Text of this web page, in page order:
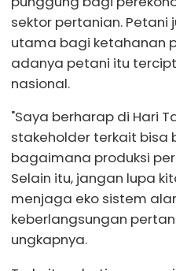
sektor pertanian.
utama bagi ketahanan
adanya petani itu
nasional.
"Saya berharap di Hari
stakeholder terkait bisa
bagaimana produksi
Selain itu, jangan lupa
menjaga eko sistem
keberlangsungan
ungkapnya.